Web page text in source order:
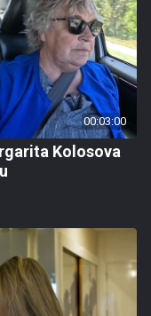
00:03:00
Kolosova